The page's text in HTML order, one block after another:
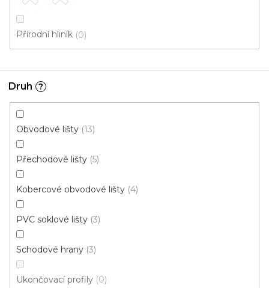
Přírodní hliník 0
Druh ?
Obvodové lišty 13
Přechodové lišty 5
Kobercové obvodové lišty 4
PVC soklové lišty 3
Schodové hrany 3
Ukončovací profily 0
U vás za 3-7 dní
91 Kč